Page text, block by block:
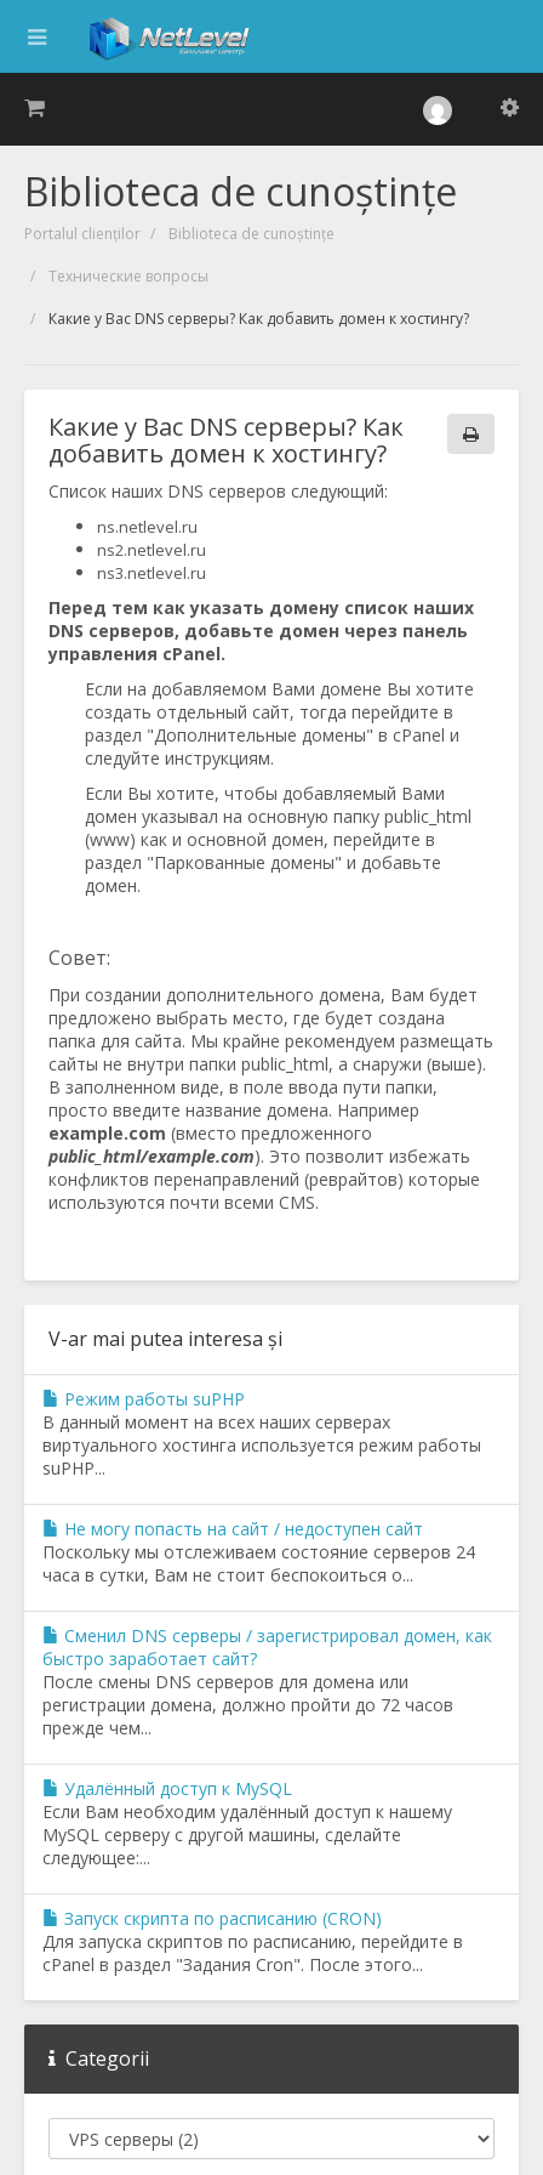
Biblioteca de cunoștințe
Portalul clienților Biblioteca de cunoștințe
Технические вопросы
Какие у Вас DNS серверы? Как добавить домен к хостингу?
Какие у Вас DNS серверы? Как
добавить домен к хостингу?
Список наших DNS серверов следующий:
ns.netlevel.ru
ns2.netlevel.ru
ns3.netlevel.ru
Перед тем как указать домену список наших
DNS серверов, добавьте домен через панель
управления cPanel.
Если на добавляемом Вами домене Вы хотите
создать отдельный сайт, тогда перейдите в
раздел "Дополнительные домены" в cPanel и
следуйте инструкциям.
Если Вы хотите, чтобы добавляемый Вами
домен указывал на основную папку public_html
(www) как и основной домен, перейдите в
раздел "Паркованные домены" и добавьте
домен.
Совет:
При создании дополнительного домена, Вам будет
предложено выбрать место, где будет создана
папка для сайта. Мы крайне рекомендуем размещать
сайты не внутри папки public_html, а снаружи (выше).
В заполненном виде, в поле ввода пути папки,
просто введите название домена. Например
example.com (вместо предложенного
public_html/example.com). Это позволит избежать
конфликтов перенаправлений (реврайтов) которые
используются почти всеми CMS.
V-ar mai putea interesa și
Режим работы suPHP
В данный момент на всех наших серверах
виртуального хостинга используется режим работы
suPHP...
Не могу попасть на сайт / недоступен сайт
Поскольку мы отслеживаем состояние серверов 24
часа в сутки, Вам не стоит беспокоиться о...
Сменил DNS серверы / зарегистрировал домен, как
быстро заработает сайт?
После смены DNS серверов для домена или
регистрации домена, должно пройти до 72 часов
прежде чем...
Удалённый доступ к MySQL
Если Вам необходим удалённый доступ к нашему
MySQL серверу с другой машины, сделайте
следующее:...
Запуск скрипта по расписанию (CRON)
Для запуска скриптов по расписанию, перейдите в
cPanel в раздел "Задания Cron". После этого...
Categorii